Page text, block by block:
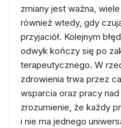
zmiany jest ważna,
również wtedy, gdy
przyjaciół. Kolejnym
odwyk kończy się po
terapeutycznego. W
zdrowienia trwa przez
wsparcia oraz pracy
zrozumienie, że każdy
i nie ma jednego